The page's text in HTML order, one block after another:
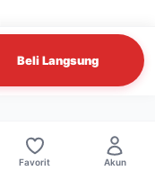
Beli Langsung
Favorit Akun